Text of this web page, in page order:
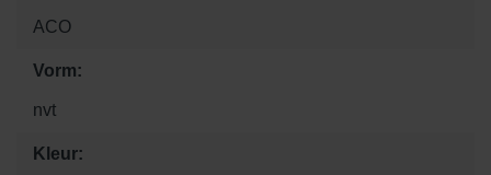
ACO
Vorm:
nvt
Kleur: